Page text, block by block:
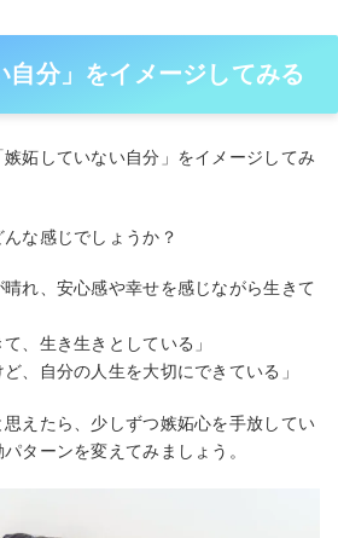
自分」をイメージしてみる
妬していない自分」をイメージしてみ
な感じでしょうか？
晴れ、安心感や幸せを感じながら生きて
、生き生きとしている」
、自分の人生を大切にできている」
えたら、少しずつ嫉妬心を手放してい
ターンを変えてみましょう。